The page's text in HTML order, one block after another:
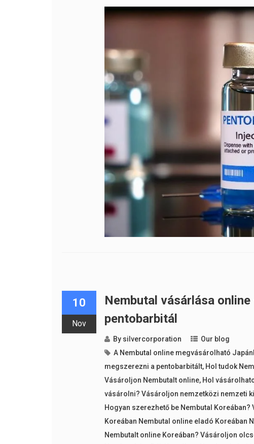
10
Nov
Nembutal vásárlása
pentobarbitál
By silvercorporation
Our blog
A Nembutal online megvásárolható
megszerezni a pentobarbitált, Hol tudok
Vásároljon Nembutalt online, Hol
vásárolni? Vásároljon nemzetközi nemzeti
Hogyan szerezhető be Nembutal
Koreában Nembutal online eladó Koreában
Nembutalt online Koreában? Vásároljon